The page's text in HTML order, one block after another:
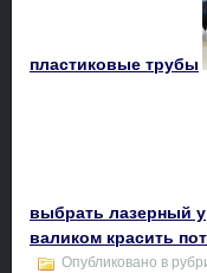
пластиковые трубы
выбрать лазерный
валиком красить
Опубликовано в